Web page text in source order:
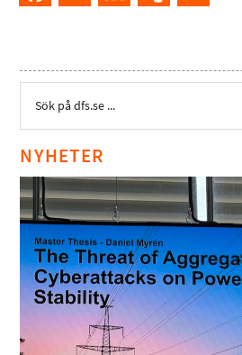
NYHETER